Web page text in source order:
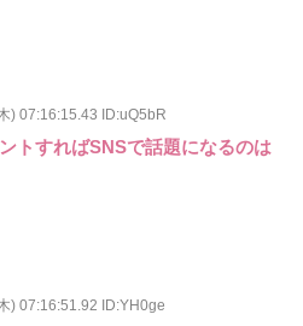
) 07:16:15.43 ID:uQ5bR
トすればSNSで話題になるのは
) 07:16:51.92 ID:YH0ge